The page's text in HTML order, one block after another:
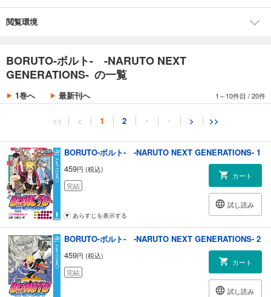
閲覧環境
BORUTO-ボルト- -NARUTO NEXT
GENERATIONS- の一覧
1巻へ 最新刊へ 1～10件目 /20件
<< < 1 2 ・ ・ > >>
BORUTO-ボルト- -NARUTO NEXT GENERATIONS- 1
459円 (税込)
完結
カート
試し読み
あらすじを表示する
BORUTO-ボルト- -NARUTO NEXT GENERATIONS- 2
459円 (税込)
完結
カート
試し読み